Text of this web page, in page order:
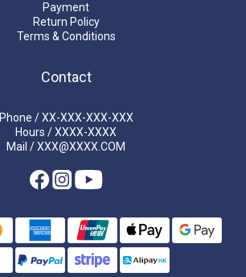
Payment
Return Policy
Terms & Conditions
Contact
Phone / XX-XXX-XXX-XXX
Hours / XXXX-XXXX
Mail / XXX@XXXX.COM